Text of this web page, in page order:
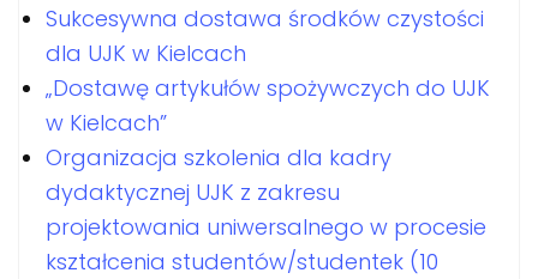
Sukcesywna dostawa środków czystości
dla UJK w Kielcach
„Dostawę artykułów spożywczych do UJK
w Kielcach”
Organizacja szkolenia dla kadry
dydaktycznej UJK z zakresu
projektowania uniwersalnego w procesie
kształcenia studentów/studentek (10